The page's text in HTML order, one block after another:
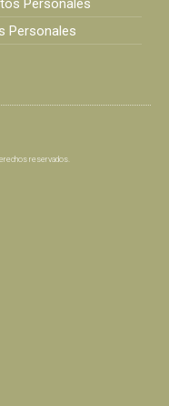
Personales
Personales
reservados.